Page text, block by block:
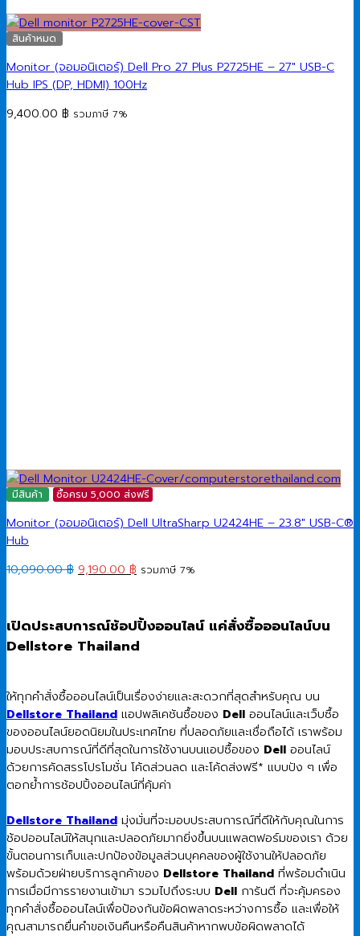
สินค้าหมด
Monitor (จอมอนิเตอร์) Dell Pro 27 Plus P2725HE – 27″ USB-C
Hub IPS (DP, HDMI) 100Hz
9,400.00 ฿ รวมภาษี 7%
มีสินค้า ซื้อครบ 5,000 ส่งฟรี
Monitor (จอมอนิเตอร์) Dell UltraSharp U2424HE – 23.8″ USB-C®
Hub
10,090.00฿ Original
10,090.00 ฿.
9,190.00 ฿ Current
9,190.00 ฿.
รวมภาษี 7%
เปิดประสบการณ์ช้อปปิ้งออนไลน์ แค่สั่งซื้อออนไลน์บน
Dellstore Thailand
ให้ทุกคำสั่งซื้อออนไลน์เป็นเรื่องง่ายและสะดวกที่สุดสำหรับคุณ บน
Dellstore Thailand แอปพลิเคชันซื้อของ Dell ออนไลน์และเว็บซื้อ
ของออนไลน์ยอดนิยมในประเทศไทย ที่ปลอดภัยและเชื่อถือได้ เราพร้อม
มอบประสบการณ์ที่ดีที่สุดในการใช้งานบนแอปซื้อของ Dell ออนไลน์
ด้วยการคัดสรรโปรโมชั่น โค้ดส่วนลด และโค้ดส่งฟรี* แบบปัง ๆ เพื่อ
ตอกย้ำการช้อปปิ้งออนไลน์ที่คุ้มค่า
Dellstore Thailand มุ่งมั่นที่จะมอบประสบการณ์ที่ดีให้กับคุณในการ
ช้อปออนไลน์ให้สนุกและปลอดภัยมากยิ่งขึ้นบนแพลตฟอร์มของเรา ด้วย
ขั้นตอนการเก็บและปกป้องข้อมูลส่วนบุคคลของผู้ใช้งานให้ปลอดภัย
พร้อมด้วยฝ่ายบริการลูกค้าของ Dellstore Thailand ที่พร้อมดำเนิน
การเมื่อมีการรายงานเข้ามา รวมไปถึงระบบ Dell การันตี ที่จะคุ้มครอง
ทุกคำสั่งซื้อออนไลน์เพื่อป้องกันข้อผิดพลาดระหว่างการซื้อ และเพื่อให้
คุณสามารถยื่นคำขอเงินคืนหรือคืนสินค้าหากพบข้อผิดพลาดได้